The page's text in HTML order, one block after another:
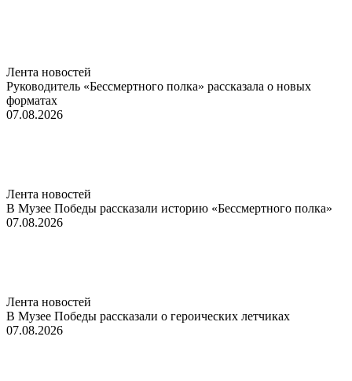
Лента новостей
Руководитель «Бессмертного полка» рассказала о новых
форматах
07.08.2026
Лента новостей
В Музее Победы рассказали историю «Бессмертного полка»
07.08.2026
Лента новостей
В Музее Победы рассказали о героических летчиках
07.08.2026